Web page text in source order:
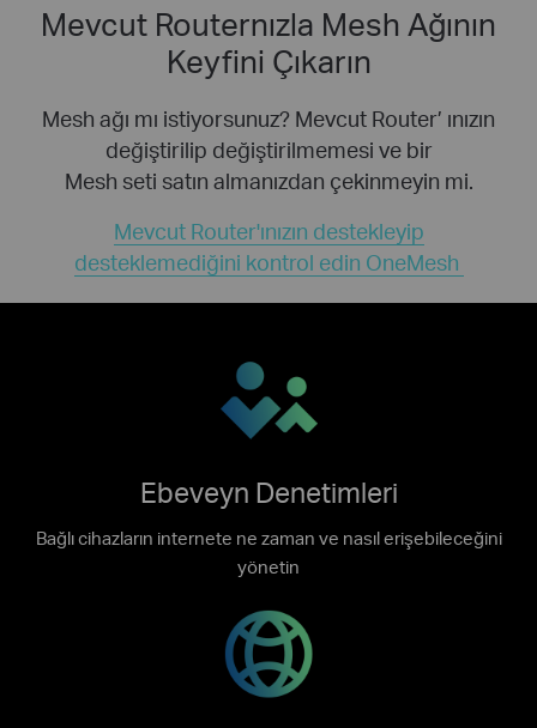
Mevcut Routernızla Mesh Ağının
Keyfini Çıkarın
Mesh ağı mı istiyorsunuz? Mevcut Router’ ınızın
değiştirilip değiştirilmemesi ve bir
Mesh seti satın almanızdan çekinmeyin mi.
Mevcut Router'ınızın destekleyip
desteklemediğini kontrol edin OneMesh
Ebeveyn Denetimleri
Bağlı cihazların internete ne zaman ve nasıl erişebileceğini
yönetin